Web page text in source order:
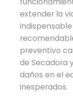
extender la
preventivo
de Secadora
daños en el
inesperados.